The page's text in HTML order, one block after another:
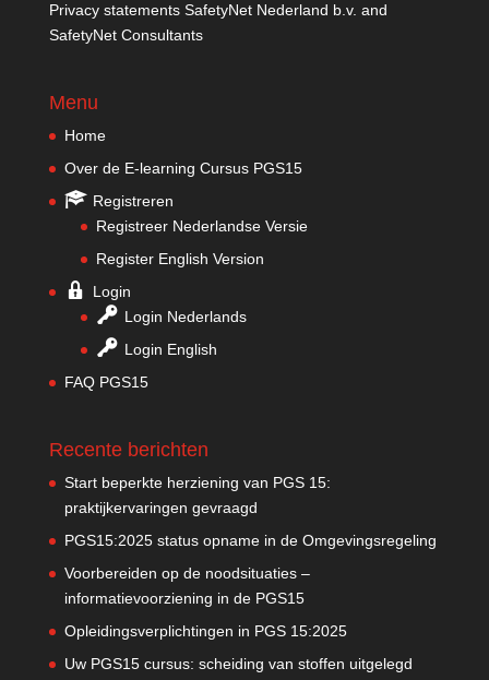
Privacy statements SafetyNet Nederland b.v. and
SafetyNet Consultants
Menu
Home
Over de E-learning Cursus PGS15
Registreren
Registreer Nederlandse Versie
Register English Version
Login
Login Nederlands
Login English
FAQ PGS15
Recente berichten
Start beperkte herziening van PGS 15:
praktijkervaringen gevraagd
PGS15:2025 status opname in de Omgevingsregeling
Voorbereiden op de noodsituaties –
informatievoorziening in de PGS15
Opleidingsverplichtingen in PGS 15:2025
Uw PGS15 cursus: scheiding van stoffen uitgelegd